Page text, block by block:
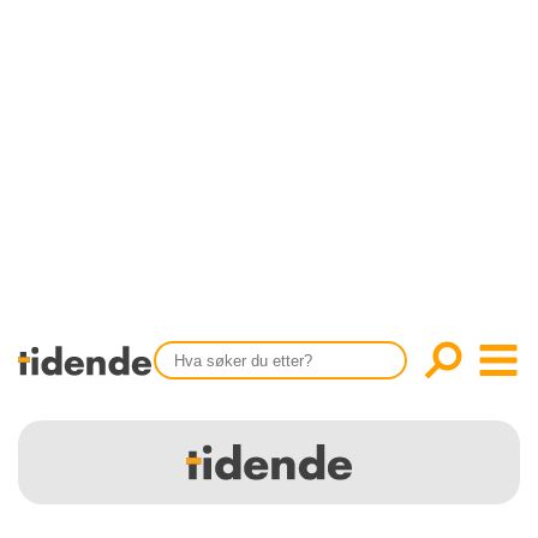
Tidligere utgaver
KONTAKT